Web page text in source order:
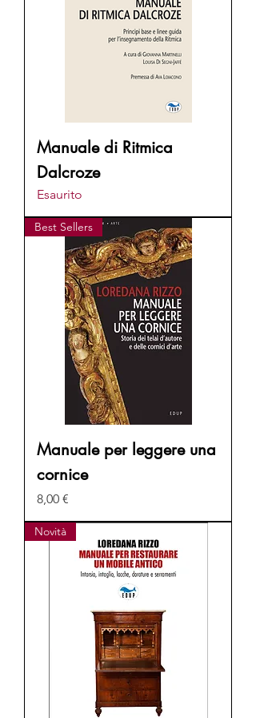
Manuale di Ritmica
Dalcroze
Esaurito
Best Sellers
Manuale per leggere una
cornice
Prezzo
8,00 €
Novità